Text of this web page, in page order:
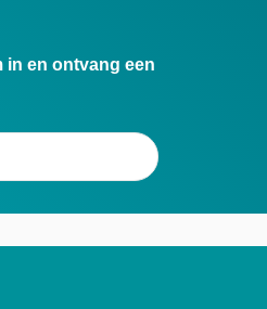
in en ontvang een